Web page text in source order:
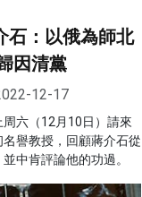
石：以俄為師北
因清黨
12-17
六（12月10日）請來
譽教授，回顧蔣介石從
中肯評論他的功過。